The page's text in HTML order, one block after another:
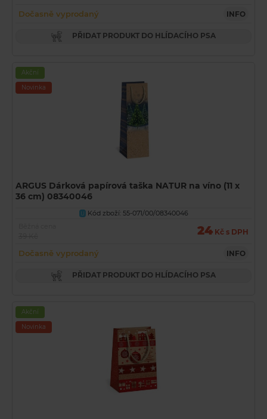
Dočasně vyprodaný INFO
PŘIDAT PRODUKT DO HLÍDACÍHO PSA
Akční
Novinka
ARGUS Dárková papírová taška NATUR na víno (11 x
36 cm) 08340046
U Kód zboží: 55-071/00/08340046
24 Kč s DPH
Dočasně vyprodaný INFO
PŘIDAT PRODUKT DO HLÍDACÍHO PSA
Akční
Novinka